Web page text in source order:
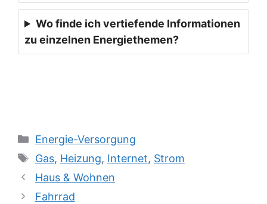
Wo finde ich vertiefende Informationen
zu einzelnen Energiethemen?
Kategorien
Energie-Versorgung
Schlagwörter
Gas, Heizung, Internet, Strom
Haus & Wohnen
Fahrrad